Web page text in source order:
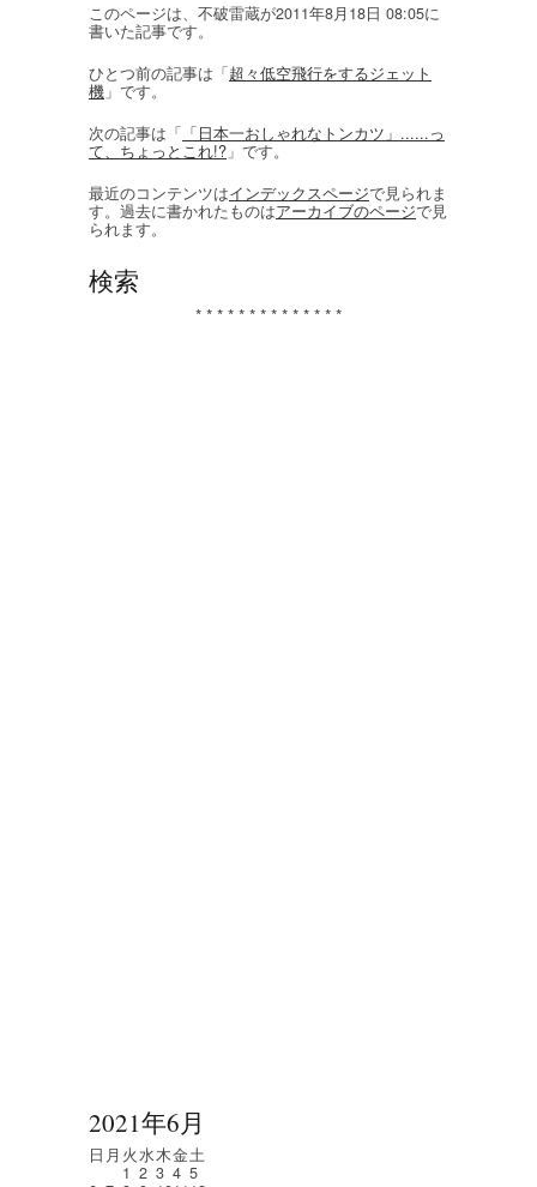
このページは、不破雷蔵が2011年8月18日 08:05に
書いた記事です。
ひとつ前の記事は「超々低空飛行をするジェット
機 」です。
次の記事は「 「日本一おしゃれなトンカツ」......っ
て、ちょっとこれ!? 」です。
最近のコンテンツはインデックスページで見られま
す。過去に書かれたものはアーカイブのページで見
られます。
検索
* * * * * * * * * * * * * *
2021年6月
日 月 火水木金土
1 2 3 4 5